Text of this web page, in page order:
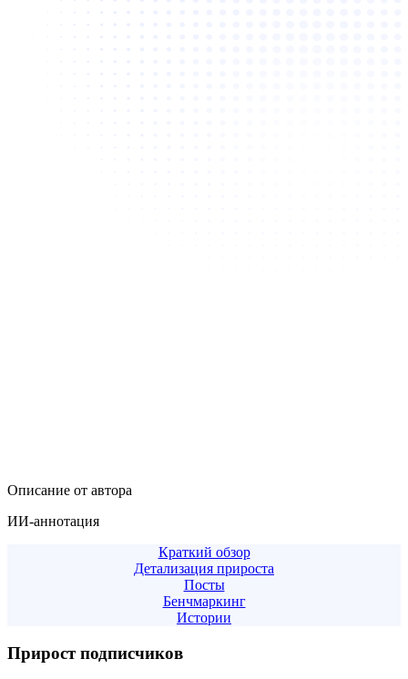
Описание от автора
ИИ-аннотация
Краткий обзор
Детализация прироста
Посты
Бенчмаркинг
Истории
Прирост подписчиков